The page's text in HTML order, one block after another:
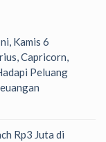
Kamis 6
Capricorn,
Peluang
Rp3 Juta di